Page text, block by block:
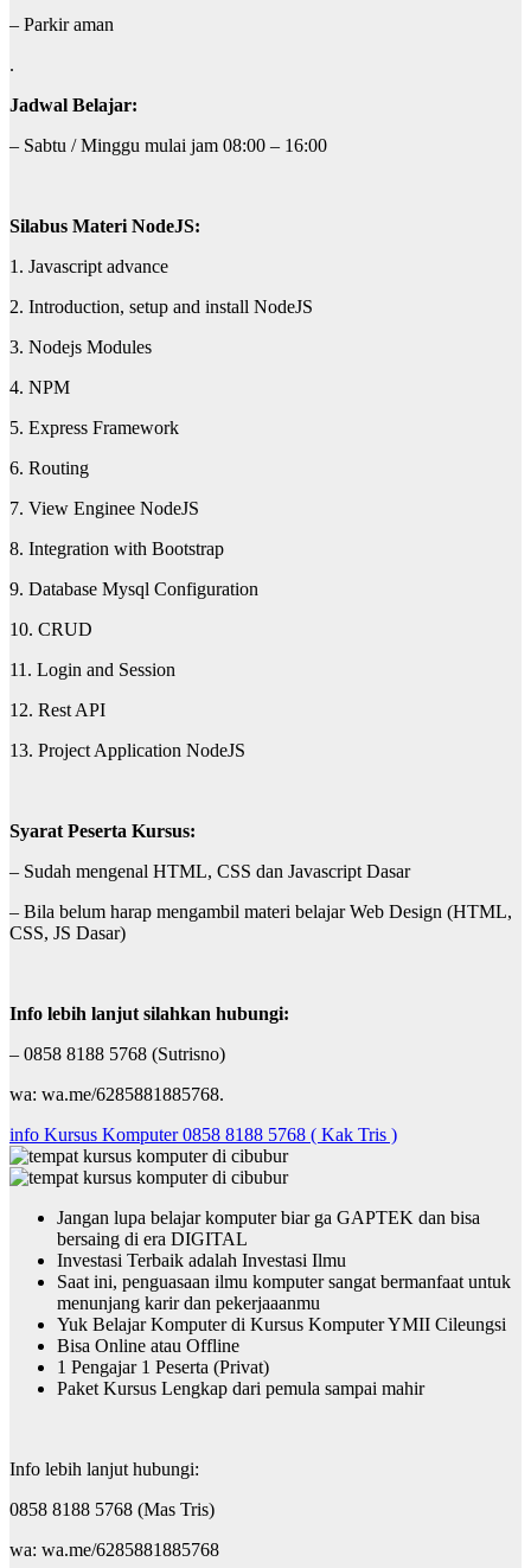
– Parkir aman
.
Jadwal Belajar:
– Sabtu / Minggu mulai jam 08:00 – 16:00
Silabus Materi NodeJS:
1. Javascript advance
2. Introduction, setup and install NodeJS
3. Nodejs Modules
4. NPM
5. Express Framework
6. Routing
7. View Enginee NodeJS
8. Integration with Bootstrap
9. Database Mysql Configuration
10. CRUD
11. Login and Session
12. Rest API
13. Project Application NodeJS
Syarat Peserta Kursus:
– Sudah mengenal HTML, CSS dan Javascript Dasar
– Bila belum harap mengambil materi belajar Web Design (HTML,
CSS, JS Dasar)
Info lebih lanjut silahkan hubungi:
– 0858 8188 5768 (Sutrisno)
wa: wa.me/6285881885768.
info Kursus Komputer 0858 8188 5768 ( Kak Tris )
Jangan lupa belajar komputer biar ga GAPTEK dan bisa
bersaing di era DIGITAL
Investasi Terbaik adalah Investasi Ilmu
Saat ini, penguasaan ilmu komputer sangat bermanfaat untuk
menunjang karir dan pekerjaaanmu
Yuk Belajar Komputer di Kursus Komputer YMII Cileungsi
Bisa Online atau Offline
1 Pengajar 1 Peserta (Privat)
Paket Kursus Lengkap dari pemula sampai mahir
Info lebih lanjut hubungi:
0858 8188 5768 (Mas Tris)
wa: wa.me/6285881885768